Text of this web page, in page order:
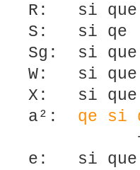
R: si
S: si
Sg: si
W: si
X: si
a²: qe si
e: si